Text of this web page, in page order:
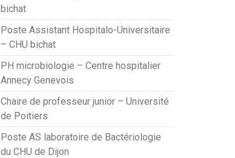
bichat
Poste Assistant Hospitalo-Universitaire
– CHU bichat
PH microbiologie – Centre hospitalier
Annecy Genevois
Chaire de professeur junior – Université
de Poitiers
Poste AS laboratoire de Bactériologie
du CHU de Dijon